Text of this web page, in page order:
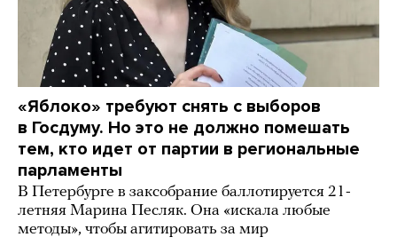
«Яблоко» требуют снять с выборов
в Госдуму. Но это не должно помешать
тем, кто идет от партии в региональные
парламенты
В Петербурге в заксобрание баллотируется 21-
летняя Марина Песляк. Она «искала любые
методы», чтобы агитировать за мир